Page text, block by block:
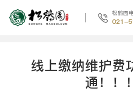
松鹤园
021-
线上缴纳维护费
通！！！